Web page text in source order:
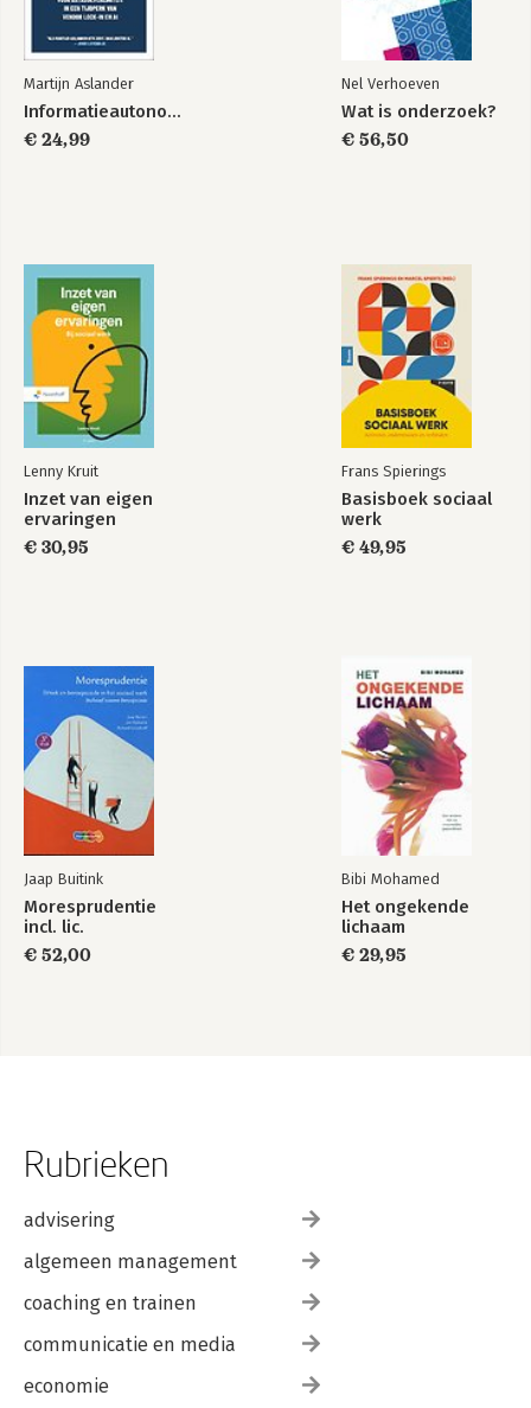
Martijn Aslander
Informatieautonomie
€ 24,99
Nel Verhoeven
Wat is onderzoek?
€ 56,50
Lenny Kruit
Inzet van eigen
ervaringen
€ 30,95
Frans Spierings
Basisboek sociaal
werk
€ 49,95
Jaap Buitink
Moresprudentie
incl. lic.
€ 52,00
Bibi Mohamed
Het ongekende
lichaam
€ 29,95
Rubrieken
advisering
algemeen management
coaching en trainen
communicatie en media
economie